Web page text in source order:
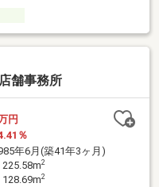
舗事務所
円
％
年6月(築41年3ヶ月)
225.58m2
128.69m2